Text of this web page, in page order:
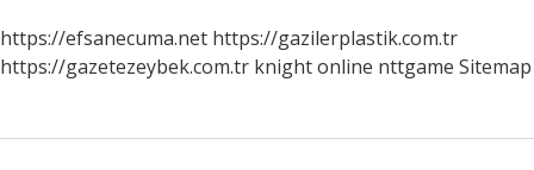
https://efsanecuma.net https://gazilerplastik.com.tr
https://gazetezeybek.com.tr knight online nttgame Sitemap